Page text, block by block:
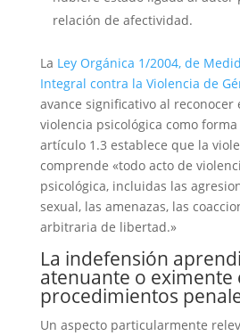
relación de afectividad.
La Ley Orgánica 1/2004, de
Integral contra la Violencia de
avance significativo al
violencia psicológica como
artículo 1.3 establece que la
comprende «todo acto de
psicológica, incluidas las
sexual, las amenazas, las
arbitraria de libertad.»
La indefensión
atenuante o eximente
procedimientos
Un aspecto particularmente